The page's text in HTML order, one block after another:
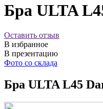
Бра ULTA
Оставить отзыв
В избранное
В презентацию
Фото со склада
Бра ULTA L45